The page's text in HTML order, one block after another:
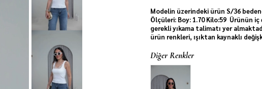
Modelin üzerindeki ürün S/36
Ölçüleri: Boy: 1.70 Kilo:59 Ürünün
gerekli yıkama talimatı yer
ürün renkleri, ışıktan kaynaklı
Diğer Renkler